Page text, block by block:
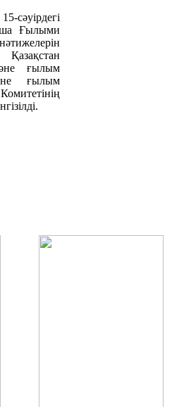
Ғылыми
ғылым
ғылым